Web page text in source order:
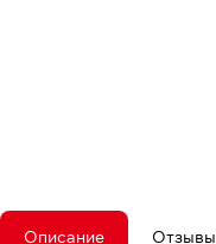
Описание Отзывы